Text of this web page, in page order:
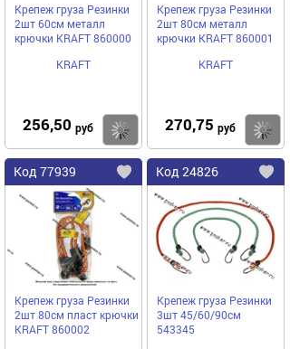
Крепеж груза Резинки
2шт 60см металл
крючки KRAFT 860000
KRAFT
256,50 руб Купить
Крепеж груза Резинки
2шт 80см металл
крючки KRAFT 860001
KRAFT
270,75 руб
Код 77939
Добавить
избранное
Крепеж груза Резинки
2шт 80см пласт крючки
KRAFT 860002
Код 24826
Крепеж груза Резинки
3шт 45/60/90см
543345